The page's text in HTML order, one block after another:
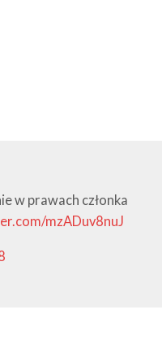
w prawach członka
mzADuv8nuJ